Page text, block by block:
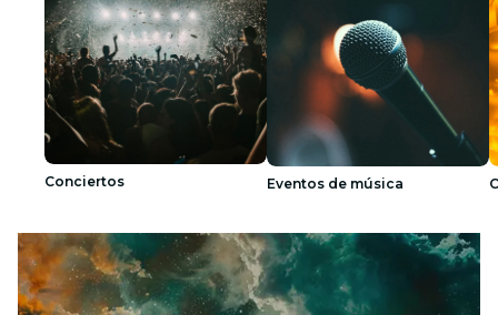
Conciertos Eventos de música